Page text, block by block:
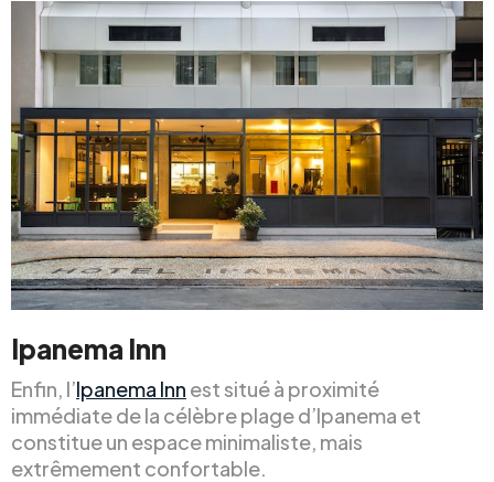
Ipanema Inn
Enfin, l’Ipanema Inn est situé à proximité
immédiate de la célèbre plage d’Ipanema et
constitue un espace minimaliste, mais
extrêmement confortable.